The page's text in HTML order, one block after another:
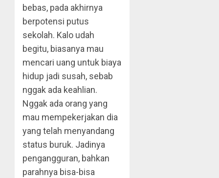
bebas, pada akhirnya
berpotensi putus
sekolah. Kalo udah
begitu, biasanya mau
mencari uang untuk biaya
hidup jadi susah, sebab
nggak ada keahlian.
Nggak ada orang yang
mau mempekerjakan dia
yang telah menyandang
status buruk. Jadinya
pengangguran, bahkan
parahnya bisa-bisa